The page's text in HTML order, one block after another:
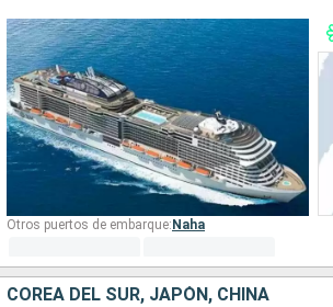
Otros puertos de embarque: Naha
COREA DEL SUR, JAPÓN, CHINA